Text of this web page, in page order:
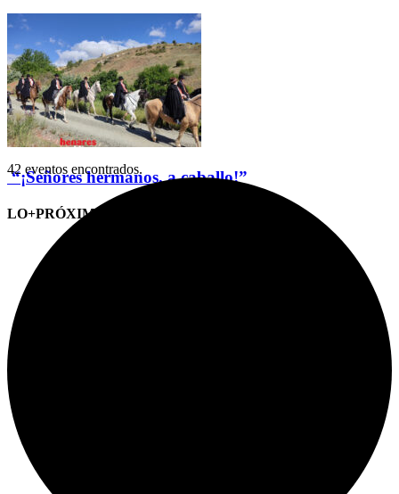
“¡Señores hermanos, a caballo!”
LO+PRÓXIMO (CITAS)
42 eventos encontrados.